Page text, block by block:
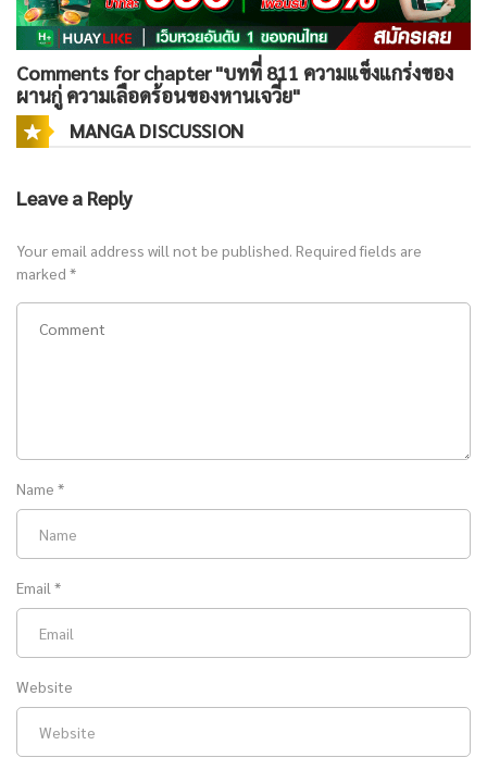
Comments for chapter "บทที่ 811 ความแข็งแกร่งของ
ผานกู่ ความเลือดร้อนของหานเจวี๋ย"
MANGA DISCUSSION
Leave a Reply
Your email address will not be published. Required fields are
marked *
Name *
Email *
Website